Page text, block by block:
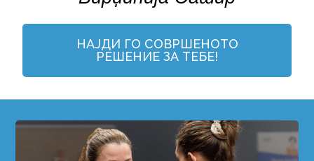
НАЈДИ ГО СОВРШЕНОТО
РЕШЕНИЕ ЗА ТЕБЕ!